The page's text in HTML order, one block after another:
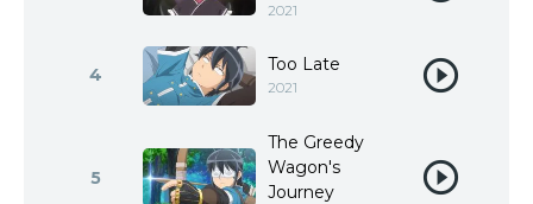
2021
4 Too Late
2021
5
The Greedy
Wagon's
Journey